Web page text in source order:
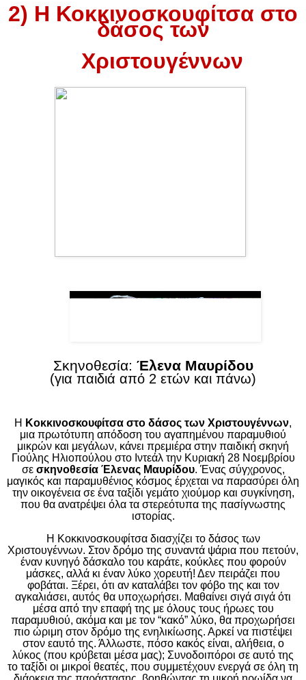
2) Η Κοκκινοσκουφίτσα στο
δάσοςτων
Χριστουγέννων
Σκηνοθεσία: Έλενα Μαυρίδου
(για παιδιά από 2 ετών και πάνω)
Η Κοκκινοσκουφίτσα στο δάσος των Χριστουγέννων,
μια πρωτότυπη απόδοση του αγαπημένου παραμυθιού
μικρών και μεγάλων, κάνει πρεμιέρα στην παιδική σκηνή
Γιούλης Ηλιοπούλου στο Ιντεάλ την Κυριακή 28 Νοεμβρίου
σε σκηνοθεσία Έλενας Μαυρίδου. Ένας σύγχρονος,
μαγικός και παραμυθένιος κόσμος έρχεται να παρασύρει όλη
την οικογένεια σε ένα ταξίδι γεμάτο χιούμορ και συγκίνηση,
που θα ανατρέψει όλα τα στερεότυπα της πασίγνωστης
ιστορίας.
Η Κοκκινοσκουφίτσα διασχίζει το δάσος των
Χριστουγέννων. Στον δρόμο της συναντά ψάρια που πετούν,
έναν κυνηγό δάσκαλο του καράτε, κούκλες που φορούν
μάσκες, αλλά κι έναν λύκο χορευτή! Δεν πειράζει που
φοβάται. Ξέρει, ότι αν καταλάβει τον φόβο της και τον
αγκαλιάσει, αυτός θα υποχωρήσει. Μαθαίνει σιγά σιγά ότι
μέσα από την επαφή της με όλους τους ήρωες του
παραμυθιού, ακόμα και με τον “κακό” λύκο, θα προχωρήσει
πιο ώριμη στον δρόμο της ενηλικίωσης. Αρκεί να πιστέψει
στον εαυτό της. Άλλωστε, πόσο κακός είναι, αλήθεια, ο
λύκος (που κρύβεται μέσα μας); Συνοδοιπόροι σε αυτό της
το ταξίδι οι μικροί θεατές, που συμμετέχουν ενεργά σε όλη τη